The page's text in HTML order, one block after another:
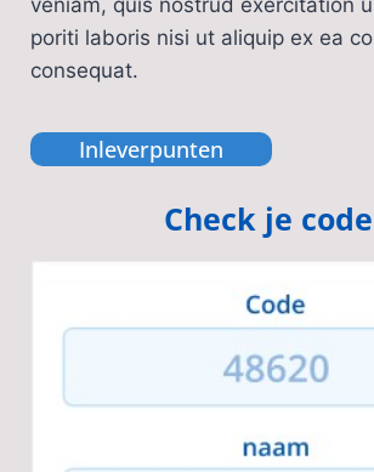
veniam, quis nostrud exercitation
poriti laboris nisi ut aliquip ex ea
consequat.
Inleverpunten
Check je